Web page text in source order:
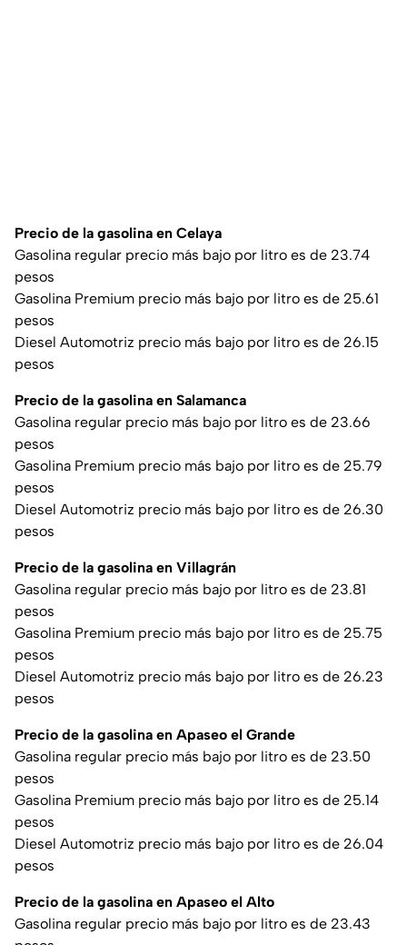
Precio de la gasolina en Celaya
Gasolina regular precio más bajo por litro es de 23.74
pesos
Gasolina Premium precio más bajo por litro es de 25.61
pesos
Diesel Automotriz precio más bajo por litro es de 26.15
pesos
Precio de la gasolina en Salamanca
Gasolina regular precio más bajo por litro es de 23.66
pesos
Gasolina Premium precio más bajo por litro es de 25.79
pesos
Diesel Automotriz precio más bajo por litro es de 26.30
pesos
Precio de la gasolina en Villagrán
Gasolina regular precio más bajo por litro es de 23.81
pesos
Gasolina Premium precio más bajo por litro es de 25.75
pesos
Diesel Automotriz precio más bajo por litro es de 26.23
pesos
Precio de la gasolina en Apaseo el Grande
Gasolina regular precio más bajo por litro es de 23.50
pesos
Gasolina Premium precio más bajo por litro es de 25.14
pesos
Diesel Automotriz precio más bajo por litro es de 26.04
pesos
Precio de la gasolina en Apaseo el Alto
Gasolina regular precio más bajo por litro es de 23.43